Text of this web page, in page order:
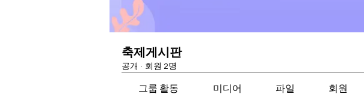
축제게시판
공개 · 회원 2명
그룹 활동 미디어 파일 회원